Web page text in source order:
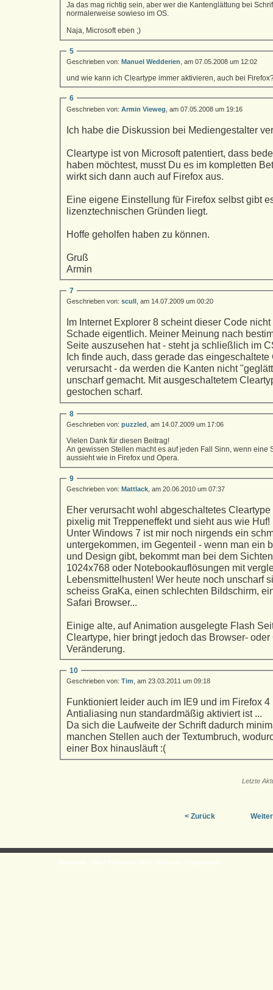
Ja das mag richtig sein, aber wer die Kantenglättung bei
normalerweise sowieso im OS.
Naja, Microsoft eben ;)
5
Geschrieben von: Manuel Wedderien , am 07.05.2008 um 12:02
und wie kann ich Cleartype immer aktivieren, auch bei
6
Geschrieben von: Armin Vieweg , am 07.05.2008 um 19:16
Ich habe die Diskussion bei Mediengestalter
Cleartype ist von Microsoft patentiert, dass
haben möchtest, musst Du es im kompletten
wirkt sich dann auch auf Firefox aus.
Eine eigene Einstellung für Firefox selbst gibt
lizenztechnischen Gründen liegt.
Hoffe geholfen haben zu können.
Gruß
Armin
7
Geschrieben von: scull , am 14.07.2009 um 00:20
Im Internet Explorer 8 scheint dieser Code
Schade eigentlich. Meiner Meinung nach
Seite auszusehen hat - steht ja schließlich im
Ich finde auch, dass gerade das
verursacht - da werden die Kanten nicht
unscharf gemacht. Mit ausgeschaltetem
gestochen scharf.
8
Geschrieben von: puzzled , am 14.07.2009 um 17:06
Vielen Dank für diesen Beitrag!
An gewissen Stellen macht es auf jeden Fall Sinn, wenn eine
aussieht wie in Firefox und Opera.
9
Geschrieben von: Mattlack , am 20.06.2010 um 07:37
Eher verursacht wohl abgeschaltetes
pixelig mit Treppeneffekt und sieht aus wie Huf!
Unter Windows 7 ist mir noch nirgends ein
untergekommen, im Gegenteil - wenn man ein
und Design gibt, bekommt man bei dem
1024x768 oder Notebookauflösungen mit
Lebensmittelhusten! Wer heute noch unscharf
scheiss GraKa, einen schlechten Bildschirm,
Safari Browser...
Einige alte, auf Animation ausgelegte Flash
Cleartype, hier bringt jedoch das Browser-
Veränderung.
10
Geschrieben von: Tim , am 23.03.2011 um 09:18
Funktioniert leider auch im IE9 und im Firefox
Antialiasing nun standardmäßig aktiviert ist ...
Da sich die Laufweite der Schrift dadurch
manchen Stellen auch der Textumbruch,
einer Box hinausläuft :(
Letzte
< Zurück